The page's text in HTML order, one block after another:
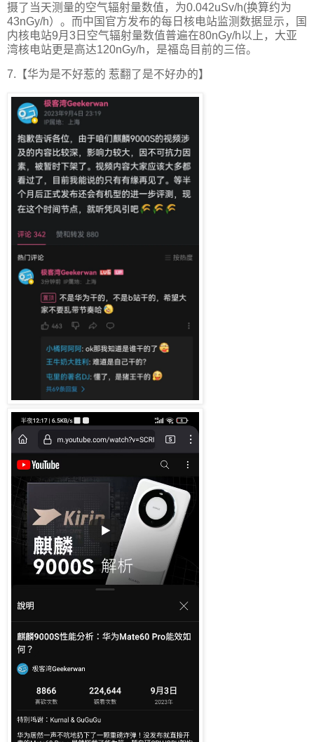
摄了当天测量的空气辐射量数值，为0.042uSv/h(换算约为
43nGy/h）。而中国官方发布的每日核电站监测数据显示，国
内核电站9月3日空气辐射量数值普遍在80nGy/h以上，大亚
湾核电站更是高达120nGy/h，是福岛目前的三倍。
7.【华为是不好惹的 惹翻了是不好办的】